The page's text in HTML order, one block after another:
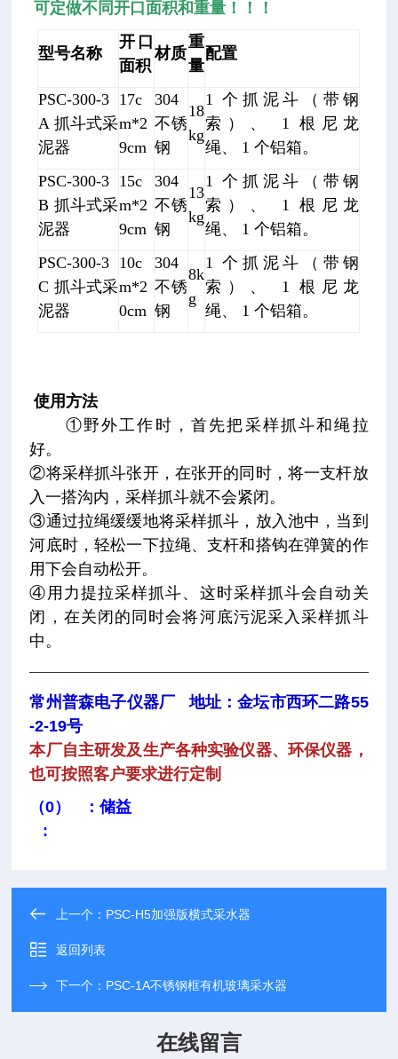
可定做不同开口面积和重量！！！
型号名称
开口
面积
材质
重
量
配置
PSC-300-3
A 抓斗式采
泥器
17c
m*2
9cm
304
不锈
钢
18
kg
1个抓泥斗（带钢
索）、 1 根尼龙
绳、 1 个铝箱。
PSC-300-3
B 抓斗式采
泥器
15c
m*2
9cm
304
不锈
钢
13
kg
1个抓泥斗（带钢
索）、 1 根尼龙
绳、 1 个铝箱。
PSC-300-3
C 抓斗式采
泥器
10c
m*2
0cm
304
不锈
钢
8k
g
1个抓泥斗（带钢
索）、 1 根尼龙
绳、 1 个铝箱。
使用方法
①野外工作时，首先把采样抓斗和绳拉
好。
②将采样抓斗张开，在张开的同时，将一支杆放
入一搭沟内，采样抓斗就不会紧闭。
③通过拉绳缓缓地将采样抓斗，放入池中，当到
河底时，轻松一下拉绳、支杆和搭钩在弹簧的作
用下会自动松开。
④用力提拉采样抓斗、这时采样抓斗会自动关
闭，在关闭的同时会将河底污泥采入采样抓斗
中。
常州普森电子仪器厂 地址：金坛市西环二路55
-2-19号
本厂自主研发及生产各种实验仪器、环保仪器，
也可按照客户要求进行定制
（0） ：储益
:
上一个： PSC-H5加强版横式采水器
返回列表
下一个： PSC-1A不锈钢框有机玻璃采水器
在线留言